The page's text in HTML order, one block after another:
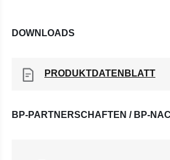
DOWNLOADS
PRODUKTDATENBLATT
BP-PARTNERSCHAFTEN / BP-